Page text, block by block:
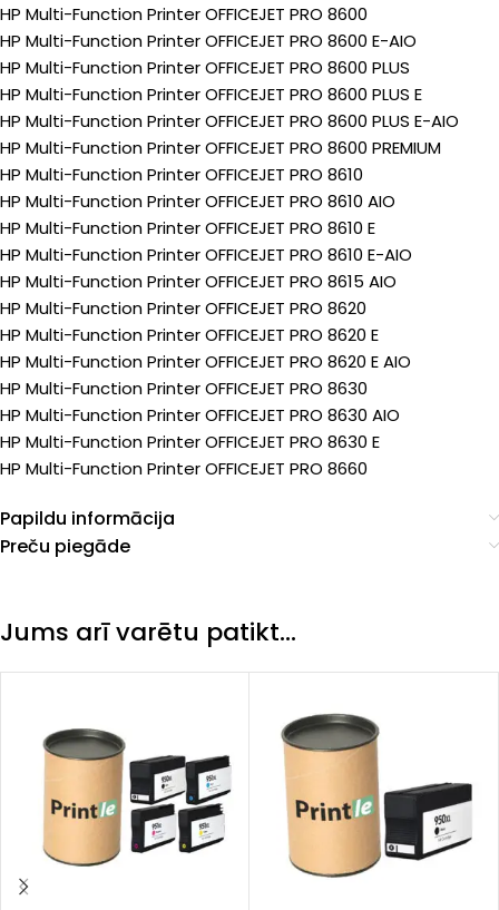
HP Multi-Function Printer OFFICEJET PRO 8600
HP Multi-Function Printer OFFICEJET PRO 8600 E-AIO
HP Multi-Function Printer OFFICEJET PRO 8600 PLUS
HP Multi-Function Printer OFFICEJET PRO 8600 PLUS E
HP Multi-Function Printer OFFICEJET PRO 8600 PLUS E-AIO
HP Multi-Function Printer OFFICEJET PRO 8600 PREMIUM
HP Multi-Function Printer OFFICEJET PRO 8610
HP Multi-Function Printer OFFICEJET PRO 8610 AIO
HP Multi-Function Printer OFFICEJET PRO 8610 E
HP Multi-Function Printer OFFICEJET PRO 8610 E-AIO
HP Multi-Function Printer OFFICEJET PRO 8615 AIO
HP Multi-Function Printer OFFICEJET PRO 8620
HP Multi-Function Printer OFFICEJET PRO 8620 E
HP Multi-Function Printer OFFICEJET PRO 8620 E AIO
HP Multi-Function Printer OFFICEJET PRO 8630
HP Multi-Function Printer OFFICEJET PRO 8630 AIO
HP Multi-Function Printer OFFICEJET PRO 8630 E
HP Multi-Function Printer OFFICEJET PRO 8660
Papildu informācija
Preču piegāde
Jums arī varētu patikt…